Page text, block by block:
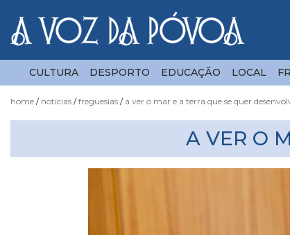
CULTURA DESPORTO EDUCAÇÃO LOCAL
home notícias freguesias a ver o mar e a terra que se quer
A VER O